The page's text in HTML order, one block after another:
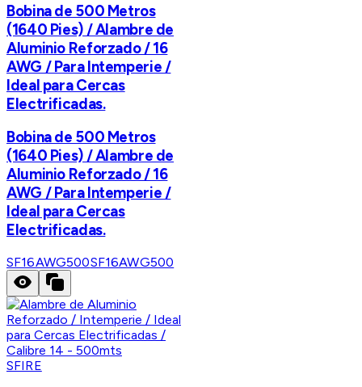
Bobina de 500 Metros
(1640 Pies) / Alambre de
Aluminio Reforzado / 16
AWG / Para Intemperie /
Ideal para Cercas
Electrificadas.
Bobina de 500 Metros
(1640 Pies) / Alambre de
Aluminio Reforzado / 16
AWG / Para Intemperie /
Ideal para Cercas
Electrificadas.
SF16AWG500SF16AWG500
SFIRE